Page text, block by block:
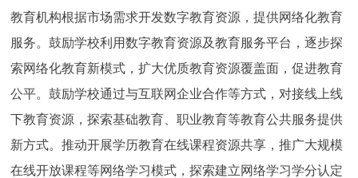
教育机构根据市场需求开发数字教育资源，提供网络化教育
服务。鼓励学校利用数字教育资源及教育服务平台，逐步探
索网络化教育新模式，扩大优质教育资源覆盖面，促进教育
公平。鼓励学校通过与互联网企业合作等方式，对接线上线
下教育资源，探索基础教育、职业教育等教育公共服务提供
新方式。推动开展学历教育在线课程资源共享，推广大规模
在线开放课程等网络学习模式，探索建立网络学习学分认定